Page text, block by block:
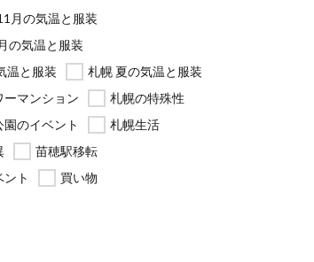
月の気温と服装
の気温と服装
温と服装
札幌 夏の気温と服装
ーマンション
札幌の特殊性
のイベント
札幌生活
苗穂駅移転
ト
買い物